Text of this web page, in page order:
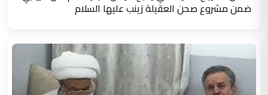
ضمن مشروع صحن العقيلة زينب عليها السلام